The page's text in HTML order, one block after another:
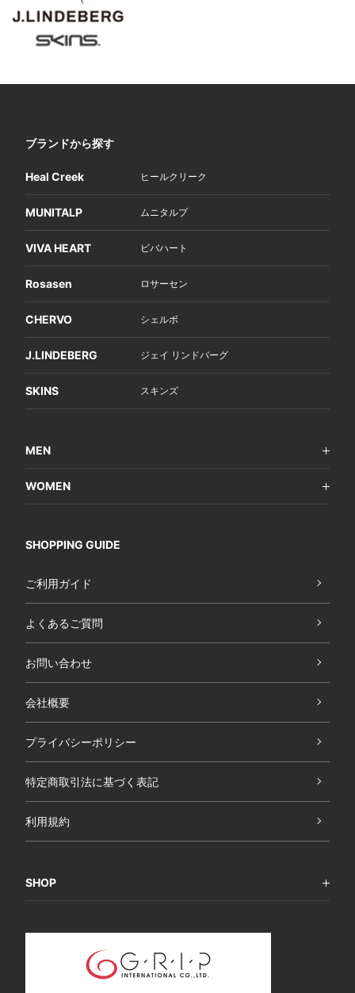
ブランドから探す
Heal Creek ヒールクリーク
MUNITALP ムニタルプ
VIVA HEART ビバハート
Rosasen ロサーセン
CHERVO シェルボ
J.LINDEBERG ジェイ リンドバーグ
SKINS スキンズ
MEN
WOMEN
SHOPPING GUIDE
ご利用ガイド
よくあるご質問
お問い合わせ
会社概要
プライバシーポリシー
特定商取引法に基づく表記
利用規約
SHOP